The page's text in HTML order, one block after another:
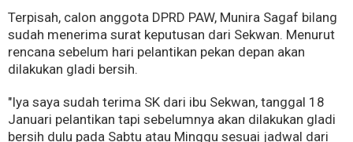
Terpisah, calon anggota DPRD PAW, Munira Sagaf bilang
sudah menerima surat keputusan dari Sekwan. Menurut
rencana sebelum hari pelantikan pekan depan akan
dilakukan gladi bersih.
"Iya saya sudah terima SK dari ibu Sekwan, tanggal 18
Januari pelantikan tapi sebelumnya akan dilakukan gladi
bersih dulu pada Sabtu atau Minggu sesuai jadwal dari